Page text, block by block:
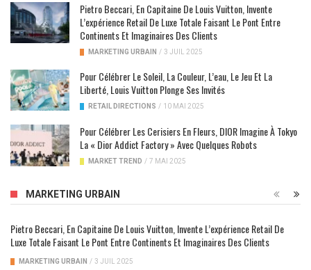
Pietro Beccari, En Capitaine De Louis Vuitton, Invente
L’expérience Retail De Luxe Totale Faisant Le Pont Entre
Continents Et Imaginaires Des Clients
MARKETING URBAIN / 3 JUIL 2025
Pour Célébrer Le Soleil, La Couleur, L’eau, Le Jeu Et La
Liberté, Louis Vuitton Plonge Ses Invités
RETAIL DIRECTIONS / 10 MAI 2025
Pour Célébrer Les Cerisiers En Fleurs, DIOR Imagine À Tokyo
La « Dior Addict Factory » Avec Quelques Robots
MARKET TREND / 7 MAI 2025
MARKETING URBAIN
Pietro Beccari, En Capitaine De Louis Vuitton, Invente L’expérience Retail De
Luxe Totale Faisant Le Pont Entre Continents Et Imaginaires Des Clients
MARKETING URBAIN / 3 JUIL 2025